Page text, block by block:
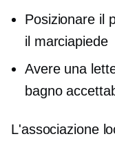
Posizionare il
il marciapiede
Avere una
bagno
L'associazione